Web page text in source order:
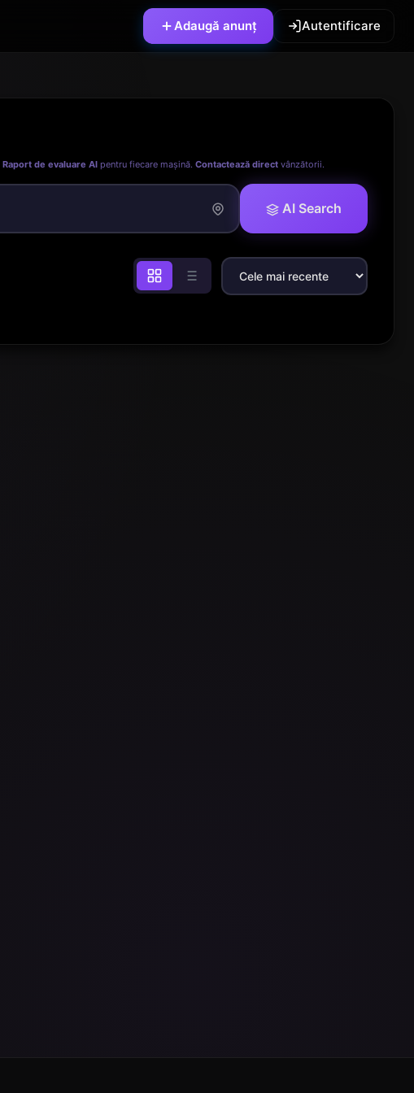
Adaugă anunț Autentificare
Raport de evaluare AI pentru fiecare mașină. Contactează direct vânzătorii.
AI Search